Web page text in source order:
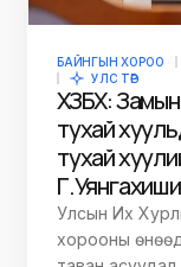
БАЙНГЫН ХОРОО
УЛС ТӨР
ХЗБХ: Замын
тухай
тухай
Улсын Их
хорооны